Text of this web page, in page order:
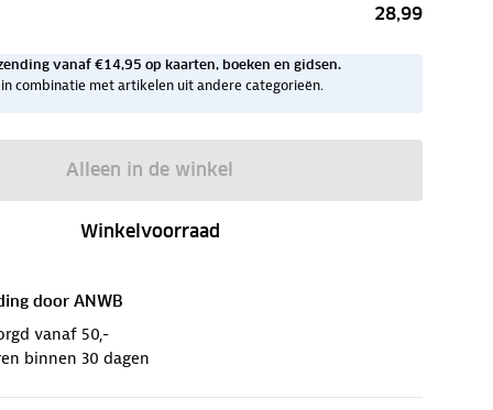
28,99
vanaf €14,95 op kaarten, boeken en gidsen.
combinatie met artikelen uit andere categorieën.
Alleen in de winkel
Winkelvoorraad
door ANWB
vanaf 50,-
binnen 30 dagen